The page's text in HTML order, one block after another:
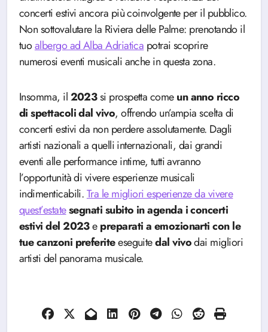
concerti estivi ancora più coinvolgente per il pubblico.
Non sottovalutare la Riviera delle Palme: prenotando il
tuoalbergo ad Alba Adriaticapotrai scoprire
numerosi eventi musicali anche in questa zona.
Insomma, il2023si prospetta comeun anno ricco
di spettacoli dal vivo, offrendo un’ampia scelta di
concerti estivi da non perdere assolutamente. Dagli
artisti nazionali a quelli internazionali, dai grandi
eventi alle performance intime, tutti avranno
l’opportunità di vivere esperienze musicali
indimenticabili.Tra le migliori esperienze da vivere
quest’estatesegnati subito in agenda i concerti
estivi del 2023epreparati a emozionarti con le
tue canzoni preferiteeseguitedalvivodai migliori
artisti del panorama musicale.